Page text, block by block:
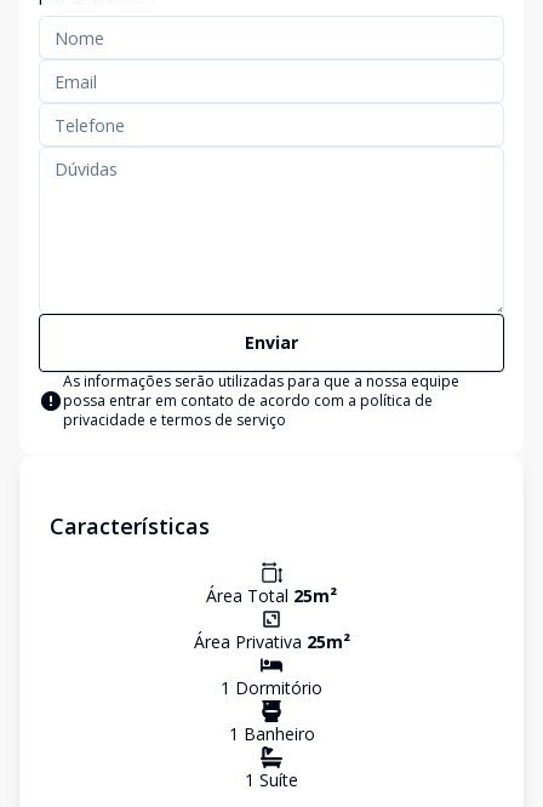
Enviar
As informações serão utilizadas para que a nossa equipe
possa entrar em contato de acordo com a política de
privacidade e termos de serviço
Características
Área Total 25m²
Área Privativa 25m²
1 Dormitório
1 Banheiro
1 Suíte